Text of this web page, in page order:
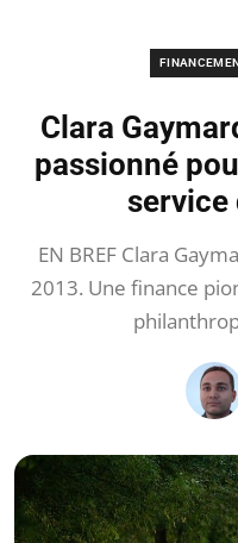
Clara
passionné
service
EN BREF Clara
2013. Une finance